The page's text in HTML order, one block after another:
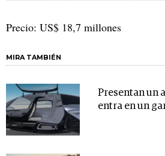
Precio: US$ 18,7 millones
MIRA TAMBIÉN
Presentan un
entra en un